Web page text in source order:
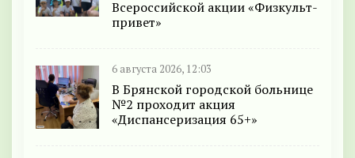
Всероссийской акции «Физкульт-
привет»
6 августа 2026, 12:03
В Брянской городской больнице
№2 проходит акция
«Диспансеризация 65+»